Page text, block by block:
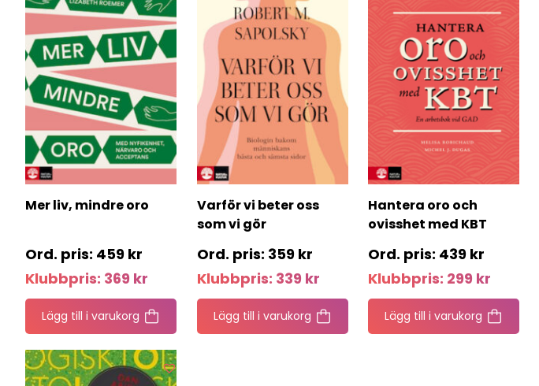
Mer liv, mindre oro
459 kr
Klubbpris: 369 kr
Lägg till i varukorg
Varför vi beter oss
som vi gör
359 kr
Klubbpris: 339 kr
Lägg till i varukorg
Hantera oro och
ovisshet med KBT
439 kr
Klubbpris: 299 kr
Lägg till i varukorg